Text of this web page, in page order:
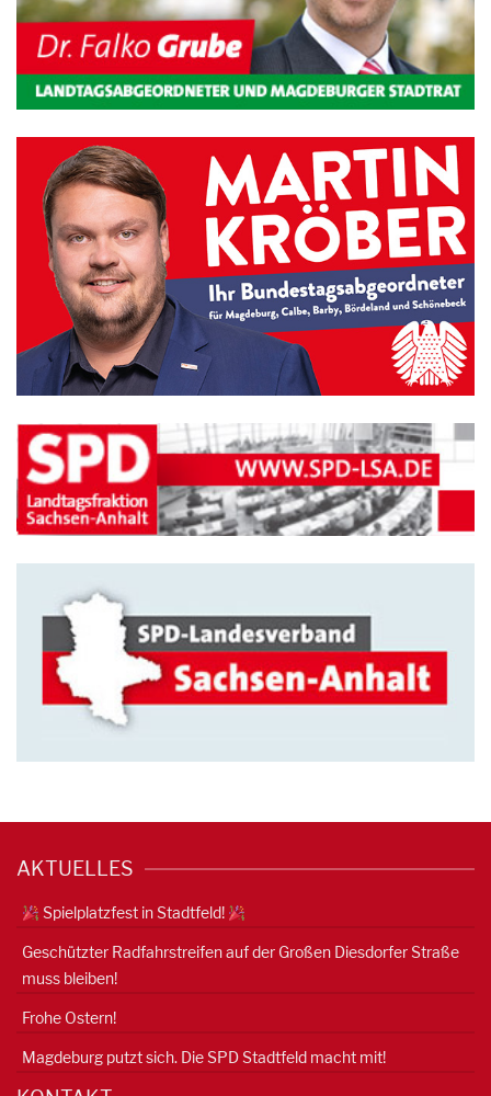
AKTUELLES
Spielplatzfest in Stadtfeld!
Geschützter Radfahrstreifen auf der Großen Diesdorfer Straße
muss bleiben!
Frohe Ostern!
Magdeburg putzt sich. Die SPD Stadtfeld macht mit!